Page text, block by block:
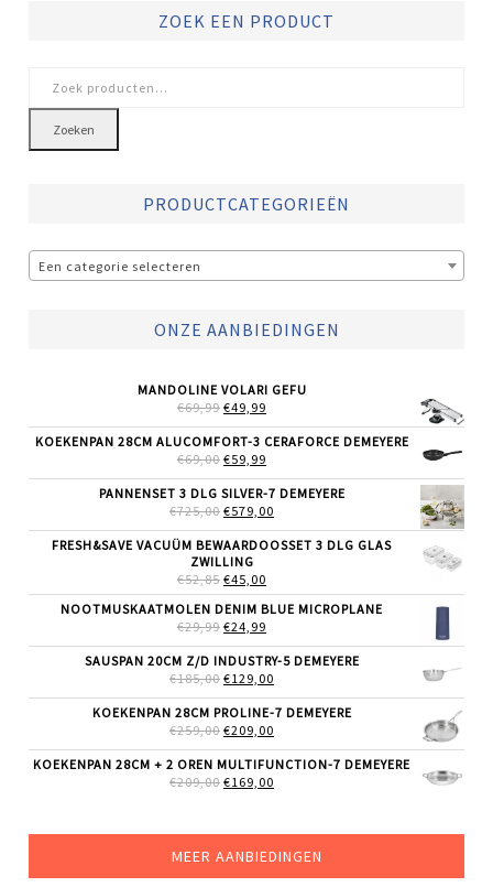
ZOEK EEN PRODUCT
naar:
Zoeken
PRODUCTCATEGORIEËN
Een categorie selecteren
ONZE AANBIEDINGEN
MANDOLINE VOLARI GEFU
€69,99 OORSPRONKELIJKE
WAS:
€69,99.
€49,99
IS:
KOEKENPAN 28CM ALUCOMFORT-3 CERAFORCE DEMEYERE
€69,00 OORSPRONKELIJKE
WAS:
€69,00.
€59,99
IS:
€59,99.
PANNENSET 3 DLG SILVER-7 DEMEYERE
€725,00 OORSPRONKELIJKE
WAS:
€725,00.
€579,00
IS:
FRESH&SAVE VACUÜM BEWAARDOOSSET 3 DLG GLAS
ZWILLING
€52,85 OORSPRONKELIJKE
PRIJS
WAS:
€52,85.
€45,00
PRIJS
IS:
NOOTMUSKAATMOLEN DENIM BLUE MICROPLANE
€29,99 OORSPRONKELIJKE
WAS:
€29,99.
€24,99
IS:
€24,99.
SAUSPAN 20CM Z/D INDUSTRY-5 DEMEYERE
€185,00 OORSPRONKELIJKE
WAS:
€185,00.
€129,00
IS:
KOEKENPAN 28CM PROLINE-7 DEMEYERE
€259,00 OORSPRONKELIJKE
WAS:
€259,00.
€209,00
IS:
KOEKENPAN 28CM + 2 OREN MULTIFUNCTION-7 DEMEYERE
€209,00 OORSPRONKELIJKE
€169,00
MEER AANBIEDINGEN